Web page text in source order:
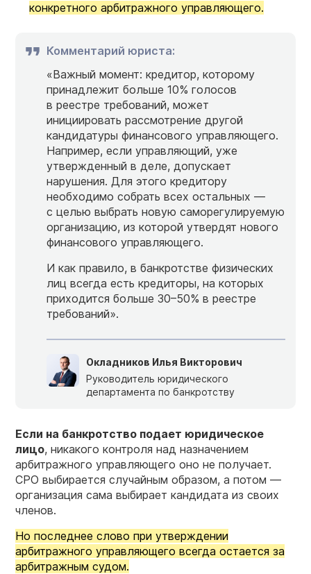
конкретного арбитражного управляющего.
Комментарий юриста:
«Важный момент: кредитор, которому
принадлежит больше 10% голосов
в реестре требований, может
инициировать рассмотрение другой
кандидатуры финансового управляющего.
Например, если управляющий, уже
утвержденный в деле, допускает
нарушения. Для этого кредитору
необходимо собрать всех остальных —
с целью выбрать новую саморегулируемую
организацию, из которой утвердят нового
финансового управляющего.
И как правило, в банкротстве физических
лиц всегда есть кредиторы, на которых
приходится больше 30–50% в реестре
требований».
Окладников Илья Викторович
Руководитель юридического
департамента по банкротству
Если на банкротство подает юридическое
лицо, никакого контроля над назначением
арбитражного управляющего оно не получает.
СРО выбирается случайным образом, а потом —
организация сама выбирает кандидата из своих
членов.
Но последнее слово при утверждении
арбитражного управляющего всегда остается за
арбитражным судом.